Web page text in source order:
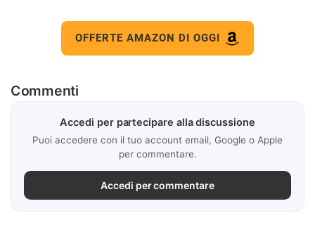
OFFERTE AMAZON DI OGGI
Commenti
Accedi per partecipare alla discussione
Puoi accedere con il tuo account email, Google o Apple
per commentare.
Accedi per commentare